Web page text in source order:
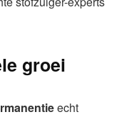
groei
echt